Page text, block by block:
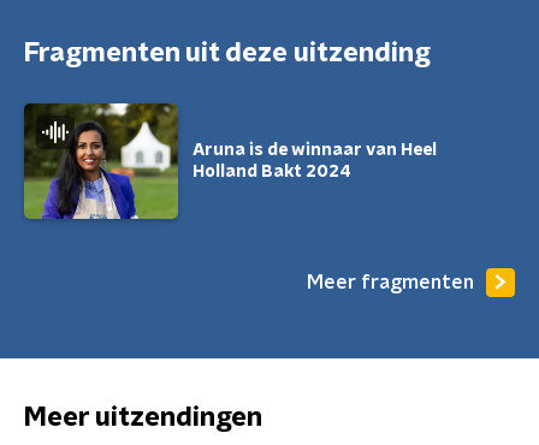
Fragmenten uit deze uitzending
Aruna is de winnaar van Heel
Holland Bakt 2024
Meer fragmenten
Meer uitzendingen